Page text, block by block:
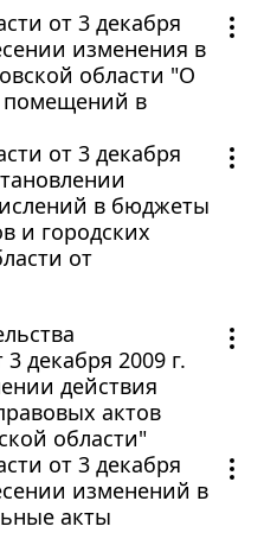
от 3 декабря
изменения в
области "О
помещений в
от 3 декабря
в бюджеты
и городских
от
декабря 2009 г.
действия
актов
области"
от 3 декабря
изменений в
акты